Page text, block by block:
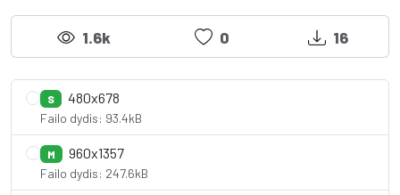
1.6k 0 16
S 480x678
Failo dydis: 93.4kB
M 960x1357
Failo dydis: 247.6kB